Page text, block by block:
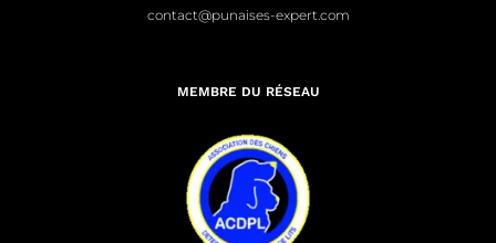
contact@punaises-expert.com
MEMBRE DU RÉSEAU